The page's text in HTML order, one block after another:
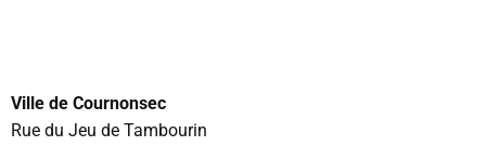
Ville de Cournonsec
Rue du Jeu de Tambourin